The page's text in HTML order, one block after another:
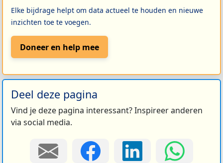
Elke bijdrage helpt om data actueel te houden en nieuwe
inzichten toe te voegen.
Doneer en help mee
Deel deze pagina
Vind je deze pagina interessant? Inspireer anderen
via social media.